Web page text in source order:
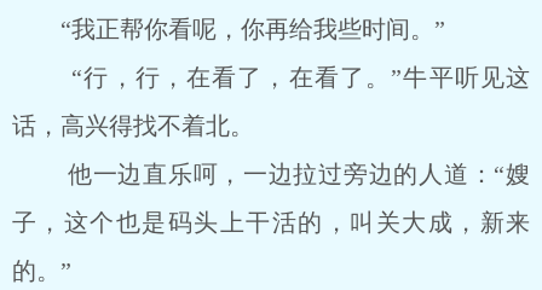
“我正帮你看呢，你再给我些时间。”
“行，行，在看了，在看了。”牛平听见这
话，高兴得找不着北。
他一边直乐呵，一边拉过旁边的人道：“嫂
子，这个也是码头上干活的，叫关大成，新来
的。”